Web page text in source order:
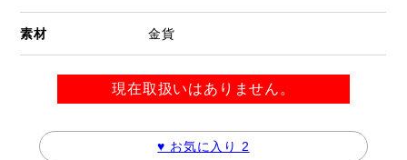
素材 金貨
現在取扱いはありません。
♥ お気に入り 2